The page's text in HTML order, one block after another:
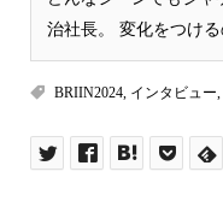
治社長。 変化をつけ
BRIIN2024, インタビュー,